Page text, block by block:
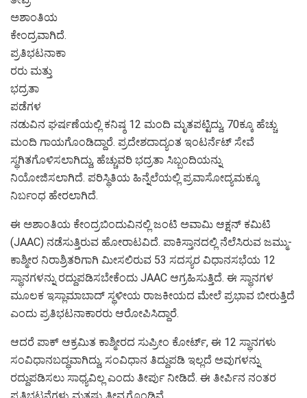
ಅಶಾಂತಿಯ
ಕೇಂದ್ರವಾಗಿದೆ.
ಪ್ರತಿಭಟನಾಕಾ
ರರು ಮತ್ತು
ಭದ್ರತಾ
ಪಡೆಗಳ
ನಡುವಿನ ಘರ್ಷಣೆಯಲ್ಲಿ ಕನಿಷ್ಠ 12 ಮಂದಿ ಮೃತಪಟ್ಟಿದ್ದು, 70ಕ್ಕೂ ಹೆಚ್ಚು
ಮಂದಿ ಗಾಯಗೊಂಡಿದ್ದಾರೆ. ಪ್ರದೇಶದಾದ್ಯಂತ ಇಂಟರ್ನೆಟ್ ಸೇವೆ
ಸ್ಥಗಿತಗೊಳಿಸಲಾಗಿದ್ದು, ಹೆಚ್ಚುವರಿ ಭದ್ರತಾ ಸಿಬ್ಬಂದಿಯನ್ನು
ನಿಯೋಜಿಸಲಾಗಿದೆ. ಪರಿಸ್ಥಿತಿಯ ಹಿನ್ನೆಲೆಯಲ್ಲಿ ಪ್ರವಾಸೋದ್ಯಮಕ್ಕೂ
ನಿರ್ಬಂಧ ಹೇರಲಾಗಿದೆ.
ಈ ಅಶಾಂತಿಯ ಕೇಂದ್ರಬಿಂದುವಿನಲ್ಲಿ ಜಂಟಿ ಅವಾಮಿ ಆಕ್ಷನ್ ಕಮಿಟಿ
(JAAC) ನಡೆಸುತ್ತಿರುವ ಹೋರಾಟವಿದೆ. ಪಾಕಿಸ್ತಾನದಲ್ಲಿ ನೆಲೆಸಿರುವ ಜಮ್ಮು-
ಕಾಶ್ಮೀರ ನಿರಾಶ್ರಿತರಿಗಾಗಿ ಮೀಸಲಿರುವ 53 ಸದಸ್ಯರ ವಿಧಾನಸಭೆಯ 12
ಸ್ಥಾನಗಳನ್ನು ರದ್ದುಪಡಿಸಬೇಕೆಂದು JAAC ಆಗ್ರಹಿಸುತ್ತಿದೆ. ಈ ಸ್ಥಾನಗಳ
ಮೂಲಕ ಇಸ್ಲಾಮಾಬಾದ್ ಸ್ಥಳೀಯ ರಾಜಕೀಯದ ಮೇಲೆ ಪ್ರಭಾವ ಬೀರುತ್ತಿದೆ
ಎಂದು ಪ್ರತಿಭಟನಾಕಾರರು ಆರೋಪಿಸಿದ್ದಾರೆ.
ಆದರೆ ಪಾಕ್ ಆಕ್ರಮಿತ ಕಾಶ್ಮೀರದ ಸುಪ್ರೀಂ ಕೋರ್ಟ್, ಈ 12 ಸ್ಥಾನಗಳು
ಸಂವಿಧಾನಬದ್ಧವಾಗಿದ್ದು, ಸಂವಿಧಾನ ತಿದ್ದುಪಡಿ ಇಲ್ಲದೆ ಅವುಗಳನ್ನು
ರದ್ದುಪಡಿಸಲು ಸಾಧ್ಯವಿಲ್ಲ ಎಂದು ತೀರ್ಪು ನೀಡಿದೆ. ಈ ತೀರ್ಪಿನ ನಂತರ